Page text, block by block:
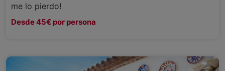
me lo pierdo!
Desde 45€ por persona